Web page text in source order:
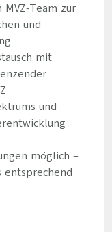
Team zur
und
mit
und
möglich –
entsprechend